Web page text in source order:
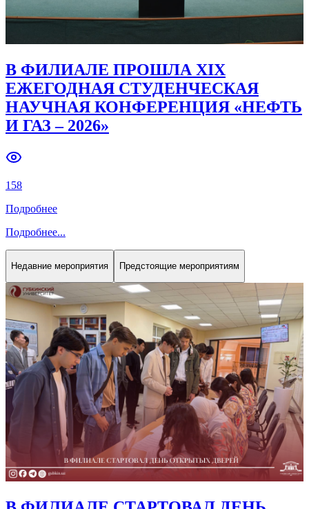
В ФИЛИАЛЕ ПРОШЛА XIX
ЕЖЕГОДНАЯ СТУДЕНЧЕСКАЯ
НАУЧНАЯ КОНФЕРЕНЦИЯ «НЕФТЬ
И ГАЗ – 2026»
158
Подробнее
Подробнее...
Недавние мероприятия Предстоящие мероприятиям